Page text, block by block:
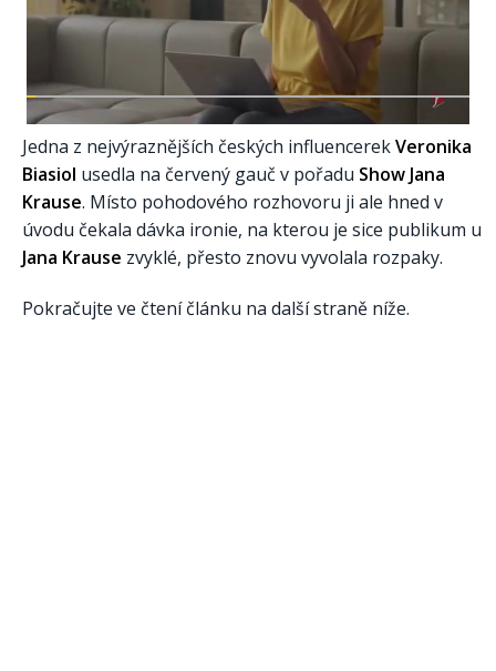
Jedna z nejvýraznějších českých influencerekVeronika
Biasiol usedla na červený gauč v pořadu Show Jana
Krause. Místo pohodového rozhovoru ji ale hned v
úvodu čekala dávka ironie, na kterou je sice publikum u
Jana Krause zvyklé, přesto znovu vyvolala rozpaky.
Pokračujte ve čtení článku na další straně níže.